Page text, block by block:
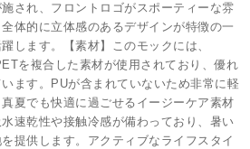
され、フロントロゴがスポーティーな雰
体的に立体感のあるデザインが特徴の一
します。【素材】このモックには、
を複合した素材が使用されており、優れ
ます。PUが含まれていないため非常に軽
夏でも快適に過ごせるイージーケア素材
速乾性や接触冷感が備わっており、暑い
提供します。アクティブなライフスタイ